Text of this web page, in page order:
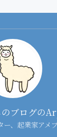
ブログの
ー、起業家アメ